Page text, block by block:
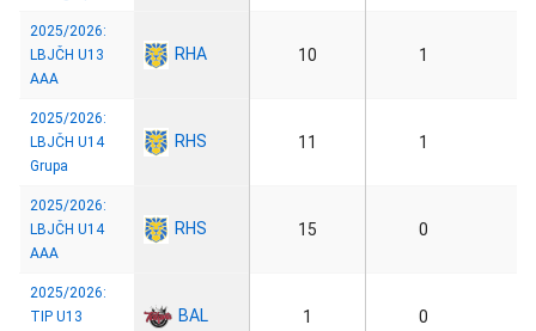
2025/2026:
LBJČH U13
AAA
RHA 10 1
2025/2026:
LBJČH U14
Grupa
RHS 11 1
2025/2026:
LBJČH U14
AAA
RHS 15 0
2025/2026:
TIP U13
BAL 1 0